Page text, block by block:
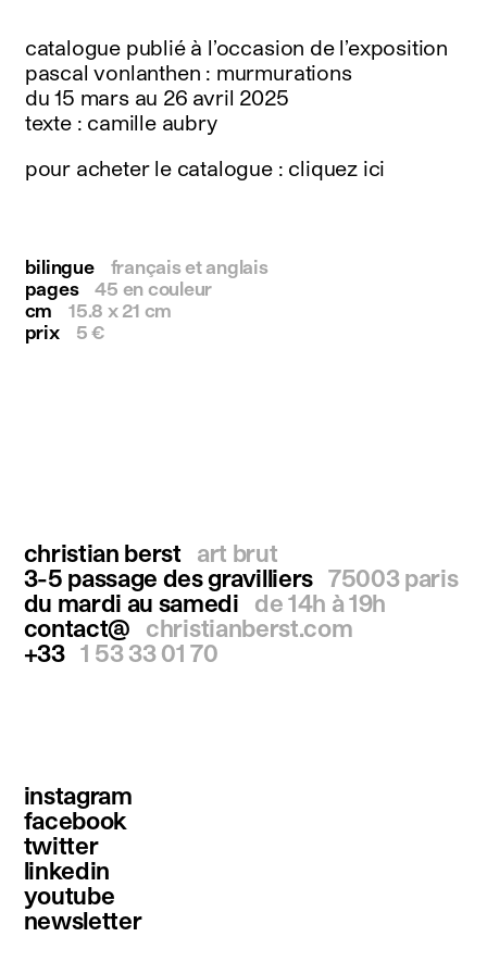
facebook
twitter
linkedin
youtube
newsletter
français english
catalogue publié à l’occasion de l’exposition
pascal vonlanthen : murmurations
du 15 mars au 26 avril 2025
texte : camille aubry
pour acheter le catalogue : cliquez ici
bilingue
français et anglais
pages
45 en couleur
cm
15.8 x 21 cm
prix
5 €
christian berst
art brut
3-5 passage des gravilliers 75003 paris
du mardi au samedi
de 14h à 19h
contact@
christianberst.com
+33 1 53 33 01 70
instagram
facebook
twitter
linkedin
youtube
newsletter